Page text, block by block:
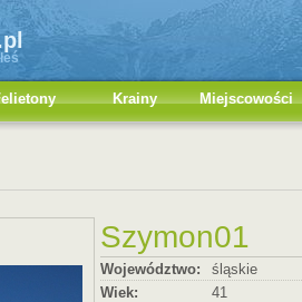
Krainy Miejscowości
Szymon01
Województwo:
śląskie
Wiek:
41